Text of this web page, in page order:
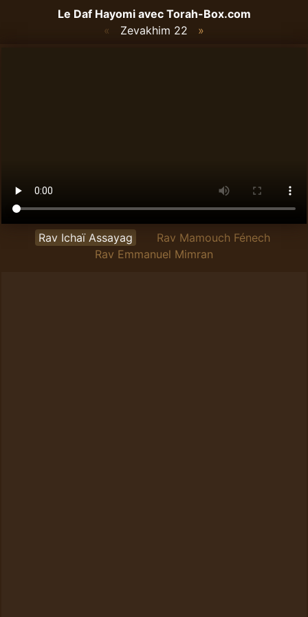
Le Daf Hayomi avec Torah-Box.com
« Zevakhim 22 »
Rav Ichaï Assayag
Rav Mamouch Fénech
Rav Emmanuel Mimran